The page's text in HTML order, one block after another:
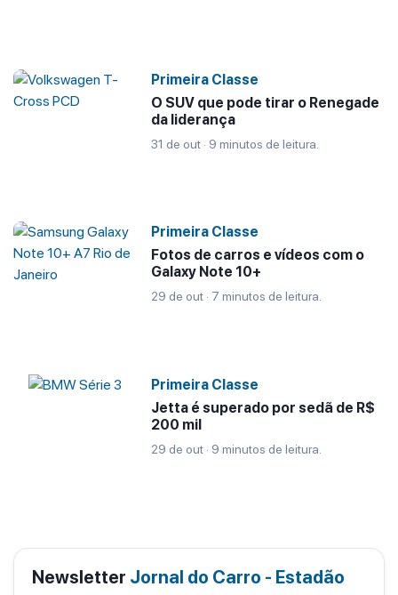
Primeira Classe
O SUV que pode tirar o Renegade
da liderança
31 de out · 9 minutos de leitura.
Primeira Classe
Fotos de carros e vídeos com o
Galaxy Note 10+
29 de out · 7 minutos de leitura.
Primeira Classe
Jetta é superado por sedã de R$
200 mil
29 de out · 9 minutos de leitura.
Newsletter Jornal do Carro - Estadão